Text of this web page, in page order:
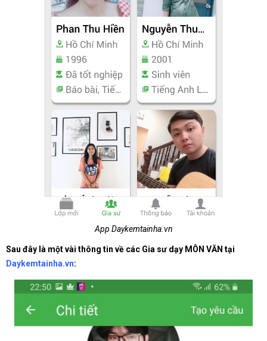
App Daykemtainha.vn
Sau đây là một vài thông tin về các Gia sư dạy MÔN VĂN tại
Daykemtainha.vn: